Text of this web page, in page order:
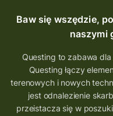
Quest Koziołek
co zobaczyć na
aplikacja gry
wielkopolskie
Baw się wszędzie,
naszymi
Questing to zabawa
Questing łączy
terenowych i nowych
jest odnalezienie
przeistacza się w